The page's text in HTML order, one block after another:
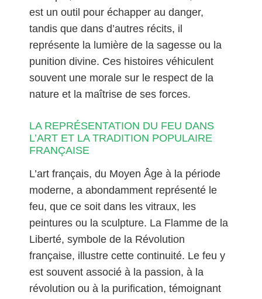
est un outil pour échapper au danger,
tandis que dans d’autres récits, il
représente la lumière de la sagesse ou la
punition divine. Ces histoires véhiculent
souvent une morale sur le respect de la
nature et la maîtrise de ses forces.
LA REPRÉSENTATION DU FEU DANS
L’ART ET LA TRADITION POPULAIRE
FRANÇAISE
L’art français, du Moyen Âge à la période
moderne, a abondamment représenté le
feu, que ce soit dans les vitraux, les
peintures ou la sculpture. La Flamme de la
Liberté, symbole de la Révolution
française, illustre cette continuité. Le feu y
est souvent associé à la passion, à la
révolution ou à la purification, témoignant